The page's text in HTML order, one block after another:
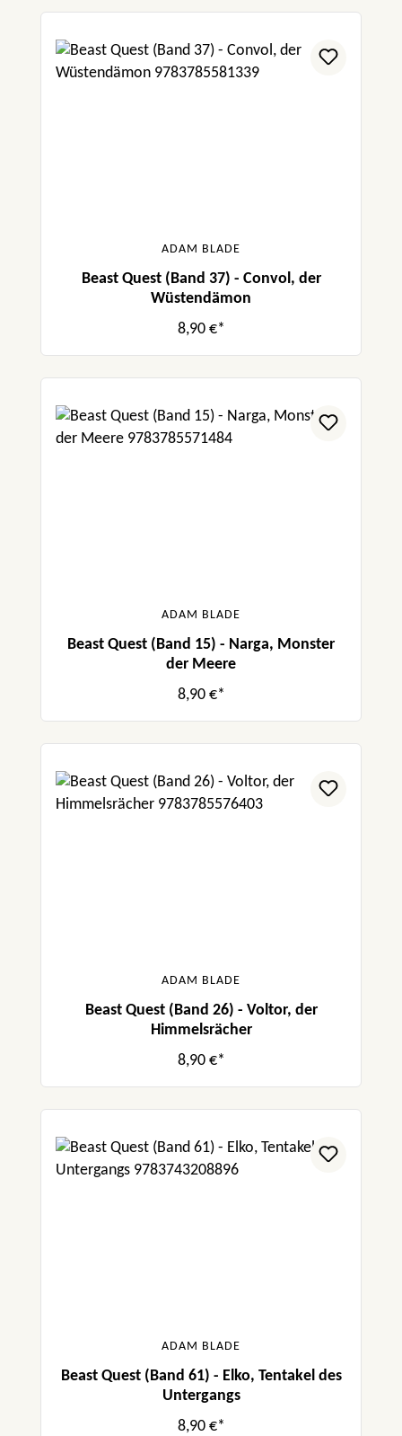
ADAM BLADE
Beast Quest (Band 37) - Convol, der
Wüstendämon
8,90 €*
ADAM BLADE
Beast Quest (Band 15) - Narga, Monster
der Meere
8,90 €*
ADAM BLADE
Beast Quest (Band 26) - Voltor, der
Himmelsrächer
8,90 €*
ADAM BLADE
Beast Quest (Band 61) - Elko, Tentakel des
Untergangs
8,90 €*